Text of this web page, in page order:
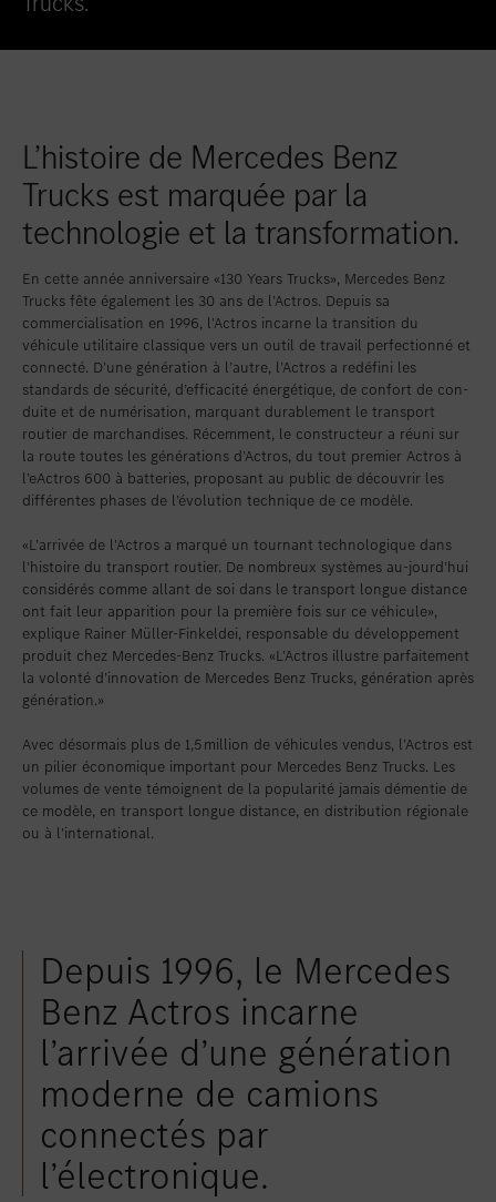
Favoriser le lieu
Berne
Favoriser le lieu
Neuendorf
Favoriser le lieu
Schlieren
Favoriser le lieu
Uetendorf
Favoriser le lieu
Vezia
Favoriser le lieu
Wettingen
Favoriser le lieu
Wetzikon
Favoriser le lieu
Winterthur
Favoriser le lieu
Zürich-Nord
L’histoire de Mercedes Benz
Trucks est marquée par la
technologie et la transformation.
En cette année anniversaire «130 Years Trucks», Mercedes Benz
Trucks fête également les 30 ans de l’Actros. Depuis sa
commercialisation en 1996, l’Actros incarne la transition du
véhicule utilitaire classique vers un outil de travail perfectionné et
connecté. D’une génération à l’autre, l’Actros a redéfini les
standards de sécurité, d’efficacité énergétique, de confort de con-
duite et de numérisation, marquant durablement le transport
routier de marchandises. Récemment, le constructeur a réuni sur
la route toutes les générations d’Actros, du tout premier Actros à
l’eActros 600 à batteries, proposant au public de découvrir les
différentes phases de l’évolution technique de ce modèle.
«L’arrivée de l’Actros a marqué un tournant technologique dans
l’histoire du transport routier. De nombreux systèmes au-jourd’hui
considérés comme allant de soi dans le transport longue distance
ont fait leur apparition pour la première fois sur ce véhicule»,
explique Rainer Müller-Finkeldei, responsable du développement
produit chez Mercedes-Benz Trucks. «L’Actros illustre parfaitement
la volonté d’innovation de Mercedes Benz Trucks, génération après
génération.»
Avec désormais plus de 1,5 million de véhicules vendus, l’Actros est
un pilier économique important pour Mercedes Benz Trucks. Les
volumes de vente témoignent de la popularité jamais démentie de
ce modèle, en transport longue distance, en distribution régionale
ou à l’international.
Depuis 1996, le Mercedes
Benz Actros incarne
l’arrivée d’une génération
moderne de camions
connectés par
l’électronique.